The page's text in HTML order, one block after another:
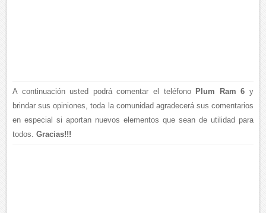
A continuación usted podrá comentar el teléfono Plum Ram 6 y
brindar sus opiniones, toda la comunidad agradecerá sus comentarios
en especial si aportan nuevos elementos que sean de utilidad para
todos.Gracias!!!